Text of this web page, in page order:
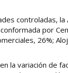
controladas,
por
26%;
la variación de